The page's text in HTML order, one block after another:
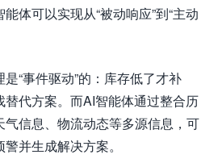
体可以实现从“被动响应”到“主动
“事件驱动”的：库存低了才补
替代方案。而AI智能体通过整合历
气信息、物流动态等多源信息，可
并生成解决方案。